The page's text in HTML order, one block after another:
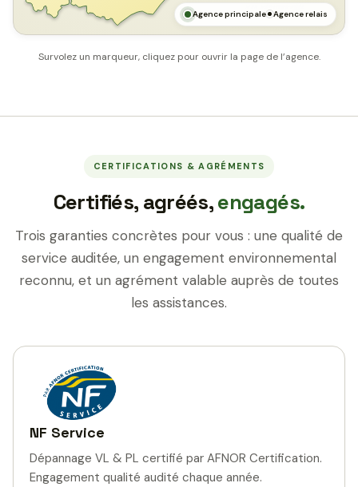
Agence principale Agence relais
Survolez un marqueur, cliquez pour ouvrir la page de l’agence.
CERTIFICATIONS & AGRÉMENTS
Certifiés, agréés,engagés.
Trois garanties concrètes pour vous : une qualité de
service auditée, un engagement environnemental
reconnu, et un agrément valable auprès de toutes
les assistances.
NF Service
Dépannage VL & PL certifié par AFNOR Certification.
Engagement qualité audité chaque année.